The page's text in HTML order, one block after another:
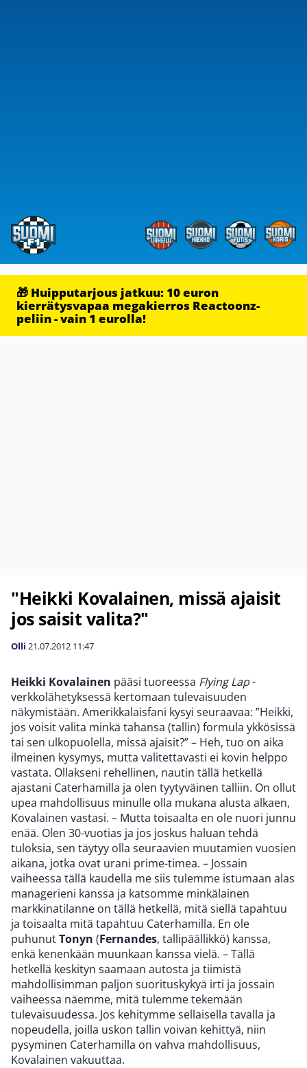
🎁 Huipputarjous jatkuu: 10 euron
kierrätysvapaa megakierros Reactoonz-
peliin - vain 1 eurolla!
"Heikki Kovalainen, missä ajaisit
jos saisit valita?"
Olli 21.07.2012 11:47
Heikki Kovalainen pääsi tuoreessa Flying Lap-
verkkolähetyksessä kertomaan tulevaisuuden
näkymistään. Amerikkalaisfani kysyi seuraavaa: ”Heikki,
jos voisit valita minkä tahansa (tallin) formula ykkösissä
tai sen ulkopuolella, missä ajaisit?” – Heh, tuo on aika
ilmeinen kysymys, mutta valitettavasti ei kovin helppo
vastata. Ollakseni rehellinen, nautin tällä hetkellä
ajastani Caterhamilla ja olen tyytyväinen talliin. On ollut
upea mahdollisuus minulle olla mukana alusta alkaen,
Kovalainen vastasi. – Mutta toisaalta en ole nuori junnu
enää. Olen 30-vuotias ja jos joskus haluan tehdä
tuloksia, sen täytyy olla seuraavien muutamien vuosien
aikana, jotka ovat urani prime-timea. – Jossain
vaiheessa tällä kaudella me siis tulemme istumaan alas
managerieni kanssa ja katsomme minkälainen
markkinatilanne on tällä hetkellä, mitä siellä tapahtuu
ja toisaalta mitä tapahtuu Caterhamilla. En ole
puhunutTonyn (Fernandes, tallipäällikkö) kanssa,
enkä kenenkään muunkaan kanssa vielä. – Tällä
hetkellä keskityn saamaan autosta ja tiimistä
mahdollisimman paljon suorituskykyä irti ja jossain
vaiheessa näemme, mitä tulemme tekemään
tulevaisuudessa. Jos kehitymme sellaisella tavalla ja
nopeudella, joilla uskon tallin voivan kehittyä, niin
pysyminen Caterhamilla on vahva mahdollisuus,
Kovalainen vakuuttaa.